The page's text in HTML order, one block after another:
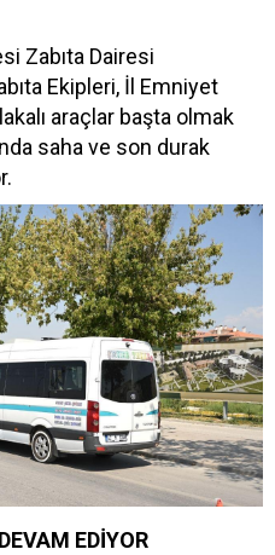
Zabıta Dairesi
Ekipleri, İl Emniyet
araçlar başta olmak
saha ve son durak
EDİYOR